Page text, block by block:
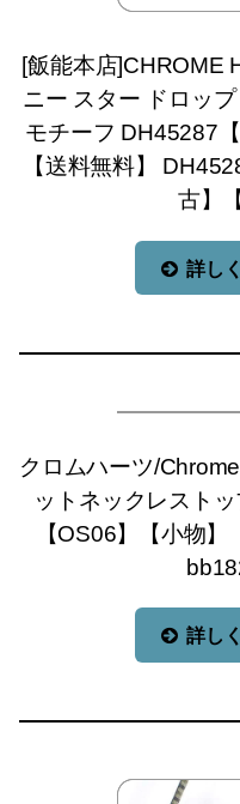
[飯能本店]CHROME
ニー スター ドロッ
モチーフ DH45287
【送料無料】
古】
詳し
クロムハーツ/
ットネックレスト
【OS06】【小物】
詳し